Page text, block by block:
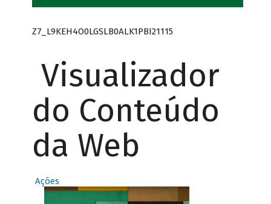
Z7_L9KEH4O0LGSLB0ALK1PBI21115
Visualizador
do Conteúdo
da Web
Ações